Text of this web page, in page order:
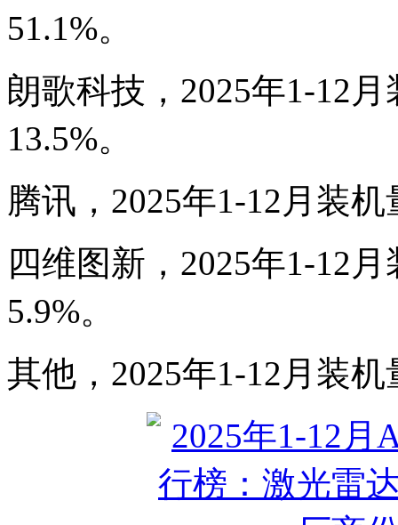
51.1%。
朗歌科技，2025年1-12
13.5%。
腾讯，2025年1-12月装
四维图新，2025年1-12
5.9%。
其他，2025年1-12月装